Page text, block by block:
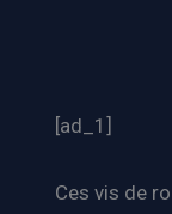
[ad_1]
Ces vis de